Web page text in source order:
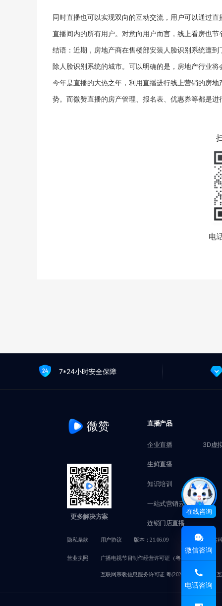
同时直播也可以实现双向的互动交流，用户可以通过
直播间内的所有用户。对意向用户而言，线上看房也
结语：近期，房地产商在售楼部安装人脸识别系统遭
除人脸识别系统的城市。可以明确的是，房地产行业
今年是直播的大热之年，利用直播进行线上营销的房
势。而微赞直播的房产管理、报名表、优惠券等都是
电
在线咨询
微信咨询
电话咨询
7*24小时安全保障
微赞
更多解决方案
直播产品
企业直播
生鲜直播
知识培训
一站式营销云
连锁门店直播
3D虚
隐私条款 用户协议 版本：21.06.09 版权所有@赞赏
营业执照 广播电视节目制作经营许可证（粤）字第02749号
互联网宗教信息服务许可证 粤(2024)0000050